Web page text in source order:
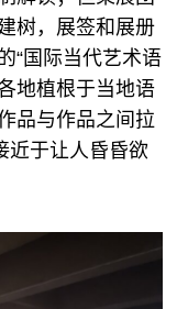
树，展签和展册
“国际当代艺术语
地植根于当地语
品与作品之间拉
近于让人昏昏欲